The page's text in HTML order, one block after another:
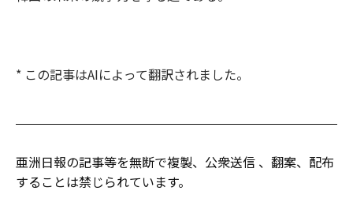
* この記事はAIによって翻訳されました。
亜洲日報の記事等を無断で複製、公衆送信 、翻案、配布
することは禁じられています。